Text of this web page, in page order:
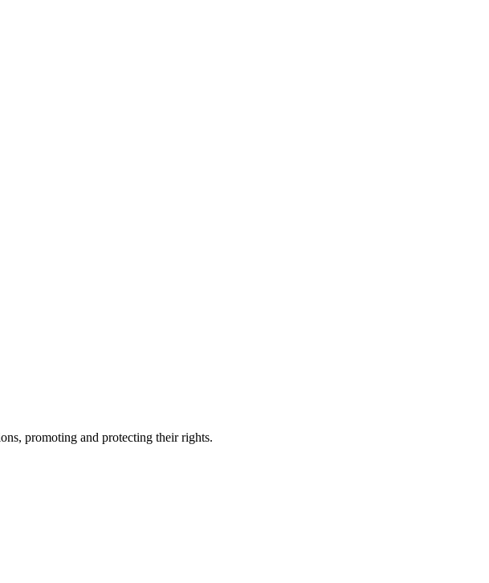
promoting and protecting their rights.